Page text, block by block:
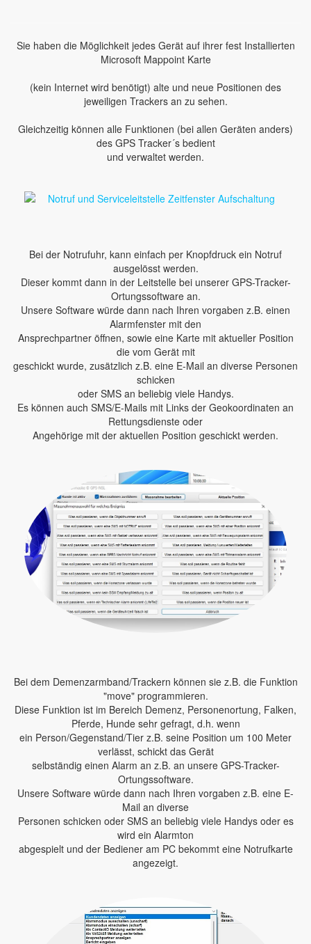
Sie haben die Möglichkeit jedes Gerät auf ihrer fest Installierten
Microsoft Mappoint Karte
(kein Internet wird benötigt) alte und neue Positionen des
jeweiligen Trackers an zu sehen.
Gleichzeitig können alle Funktionen (bei allen Geräten anders)
des GPS Tracker´s bedient
und verwaltet werden.
Bei der Notrufuhr, kann einfach per Knopfdruck ein Notruf
ausgelösst werden.
Dieser kommt dann in der Leitstelle bei unserer GPS-Tracker-
Ortungssoftware an.
Unsere Software würde dann nach Ihren vorgaben z.B. einen
Alarmfenster mit den
Ansprechpartner öffnen, sowie eine Karte mit aktueller Position
die vom Gerät mit
geschickt wurde, zusätzlich z.B. eine E-Mail an diverse Personen
schicken
oder SMS an beliebig viele Handys.
Es können auch SMS/E-Mails mit Links der Geokoordinaten an
Rettungsdienste oder
Angehörige mit der aktuellen Position geschickt werden.
Bei dem Demenzarmband/Trackern können sie z.B. die Funktion
"move" programmieren.
Diese Funktion ist im Bereich Demenz, Personenortung, Falken,
Pferde, Hunde sehr gefragt, d.h. wenn
ein Person/Gegenstand/Tier z.B. seine Position um 100 Meter
verlässt, schickt das Gerät
selbständig einen Alarm an z.B. an unsere GPS-Tracker-
Ortungssoftware.
Unsere Software würde dann nach Ihren vorgaben z.B. eine E-
Mail an diverse
Personen schicken oder SMS an beliebig viele Handys oder es
wird ein Alarmton
abgespielt und der Bediener am PC bekommt eine Notrufkarte
angezeigt.